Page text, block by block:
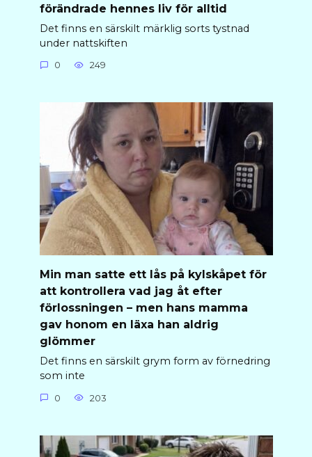
förändrade hennes liv för alltid
Det finns en särskilt märklig sorts tystnad
under nattskiften
0 249
Min man satte ett lås på kylskåpet för
att kontrollera vad jag åt efter
förlossningen – men hans mamma
gav honom en läxa han aldrig
glömmer
Det finns en särskilt grym form av förnedring
som inte
0 203